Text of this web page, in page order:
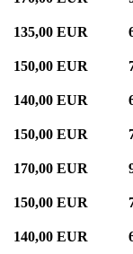
135,00 EUR
150,00 EUR
140,00 EUR
150,00 EUR
170,00 EUR
150,00 EUR
140,00 EUR